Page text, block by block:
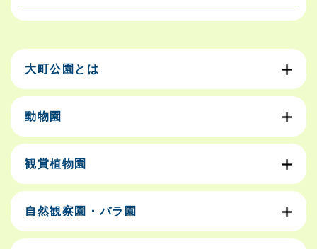
大町公園とは
動物園
観賞植物園
自然観察園・バラ園